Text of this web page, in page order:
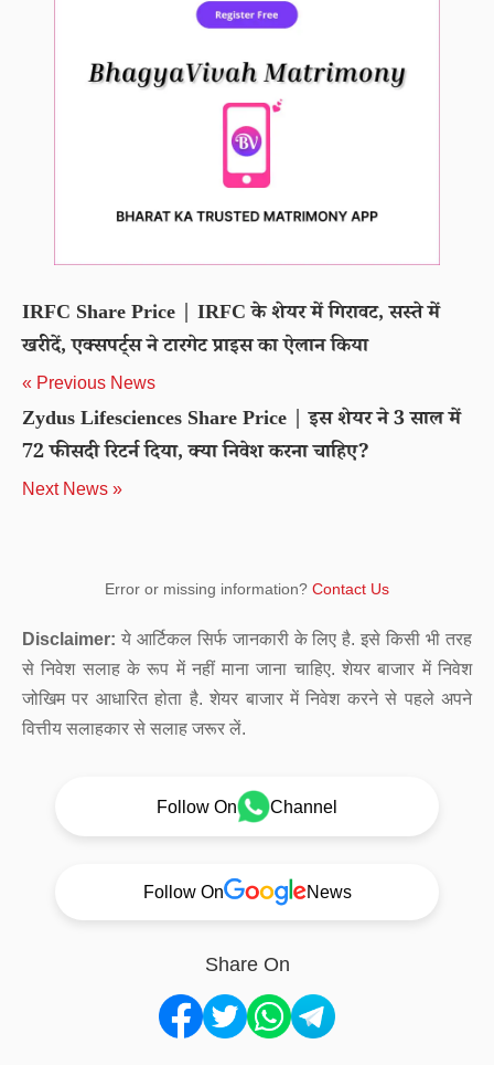
IRFC Share Price | IRFC के शेयर में गिरावट, सस्ते में
खरीदें, एक्सपर्ट्स ने टारगेट प्राइस का ऐलान किया
« Previous News
Zydus Lifesciences Share Price | इस शेयर ने 3 साल में
72 फीसदी रिटर्न दिया, क्या निवेश करना चाहिए?
Next News »
Error or missing information? Contact Us
Disclaimer: ये आर्टिकल सिर्फ जानकारी के लिए है. इसे किसी भी तरह
से निवेश सलाह के रूप में नहीं माना जाना चाहिए. शेयर बाजार में निवेश
जोखिम पर आधारित होता है. शेयर बाजार में निवेश करने से पहले अपने
वित्तीय सलाहकार से सलाह जरूर लें.
Follow On Channel
Follow On News
Share On